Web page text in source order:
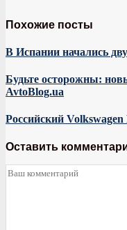
Похожие посты
В Испании начались
Будьте осторожны:
AvtoBlog.ua
Российский
Оставить